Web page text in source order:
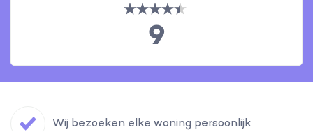
9
Wij bezoeken elke woning persoonlijk